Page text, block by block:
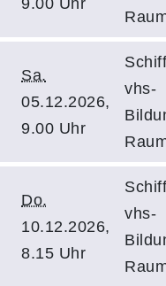
9.00 Uhr
Sa.
05.12.2026,
9.00 Uhr
vhs-
Do.
10.12.2026,
8.15 Uhr
vhs-